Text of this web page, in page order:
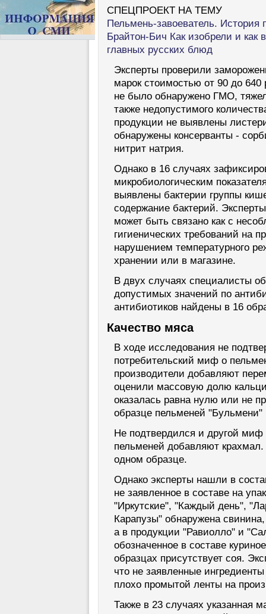
СПЕЦПРОЕКТ НА ТЕМУ
Пельмень-завоеватель.
Брайтон-Бич Как изобрели и как
главных русских блюд
Эксперты проверили
марок стоимостью от 90 до 640
не было обнаружено ГМО,
также недопустимого
продукции не выявлены
обнаружены консерванты -
нитрит натрия.
Однако в 16 случаях
микробиологическим
выявлены бактерии группы
содержание бактерий.
может быть связано как с
гигиенических требований на
нарушением температурного
хранении или в магазине.
В двух случаях специалисты
допустимых значений по
антибиотиков найдены в 16
Качество мяса
В ходе исследования не
потребительский миф о
производители добавляют
оценили массовую долю
оказалась равна нулю или не
образце пельменей
Не подтвердился и другой
пельменей добавляют
одном образце.
Однако эксперты нашли в
не заявленное в составе на
"Иркутские", "Каждый день",
Карапузы" обнаружена
а в продукции "Равиолло" и
обозначенное в составе
образцах присутствует соя.
что не заявленные
плохо промытой ленты на
Также в 23 случаях указанная